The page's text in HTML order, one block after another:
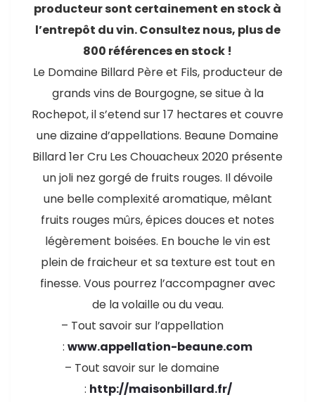
producteur sont certainement en stock à
l’entrepôt du vin. Consultez nous, plus de
800 références en stock !
Le Domaine Billard Père et Fils, producteur de
grands vins de Bourgogne, se situe à la
Rochepot, il s’etend sur 17 hectares et couvre
une dizaine d’appellations. Beaune Domaine
Billard 1er Cru Les Chouacheux 2020 présente
un joli nez gorgé de fruits rouges. Il dévoile
une belle complexité aromatique, mêlant
fruits rouges mûrs, épices douces et notes
légèrement boisées. En bouche le vin est
plein de fraicheur et sa texture est tout en
finesse. Vous pourrez l’accompagner avec
de la volaille ou du veau.
– Tout savoir sur l’appellation
: www.appellation-beaune.com
– Tout savoir sur le domaine
: http://maisonbillard.fr/